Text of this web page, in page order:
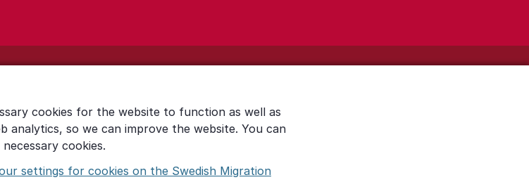
cookies for the website to function as well as
analytics, so we can improve the website. You can
cookies.
settings for cookies on the Swedish Migration